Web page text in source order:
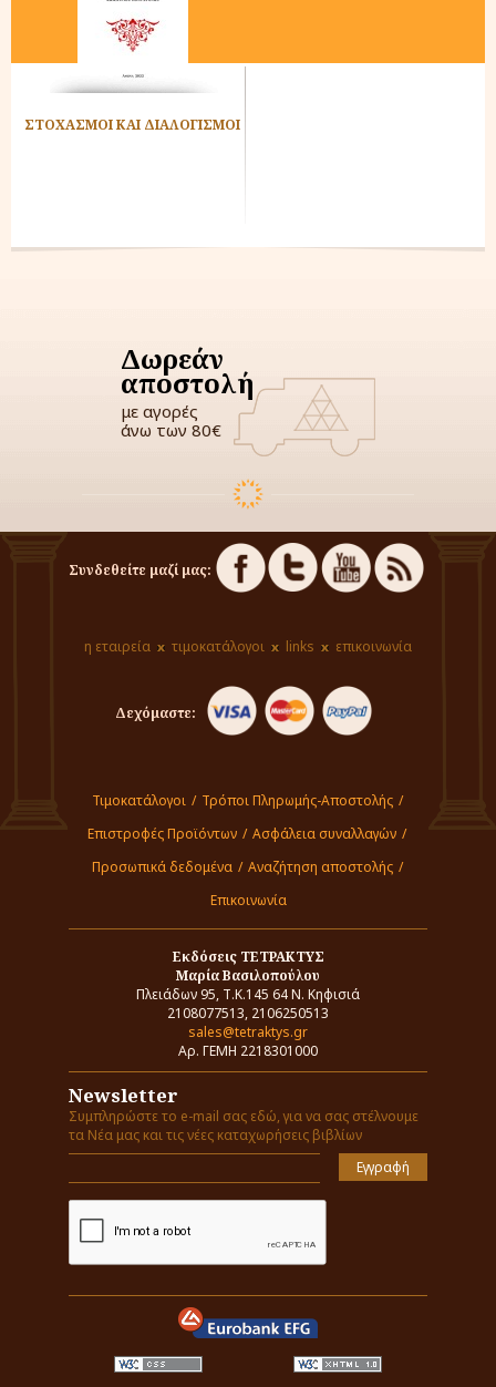
ΣΤΟΧΑΣΜΟΙ ΚΑΙ ΔΙΑΛΟΓΙΣΜΟΙ
Δωρεάν
αποστολή
με αγορές
άνω των 80€
Συνδεθείτε μαζί μας:
η εταιρεία τιμοκατάλογοι links επικοινωνία
Δεχόμαστε:
Τιμοκατάλογοι / Τρόποι Πληρωμής-Αποστολής /
Επιστροφές Προϊόντων / Ασφάλεια συναλλαγών /
Προσωπικά δεδομένα / Αναζήτηση αποστολής /
Επικοινωνία
Εκδόσεις ΤΕΤΡΑΚΤΥΣ
Μαρία Βασιλοπούλου
Πλειάδων 95, Τ.Κ.145 64 Ν. Κηφισιά
2108077513, 2106250513
sales@tetraktys.gr
Αρ. ΓΕΜΗ 2218301000
Newsletter
Συμπληρώστε το e-mail σας εδώ, για να σας στέλνουμε
τα Νέα μας και τις νέες καταχωρήσεις βιβλίων